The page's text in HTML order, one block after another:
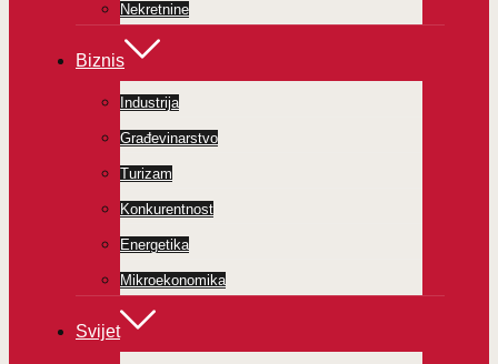
Nekretnine
Biznis
Industrija
Građevinarstvo
Turizam
Konkurentnost
Energetika
Mikroekonomika
Svijet